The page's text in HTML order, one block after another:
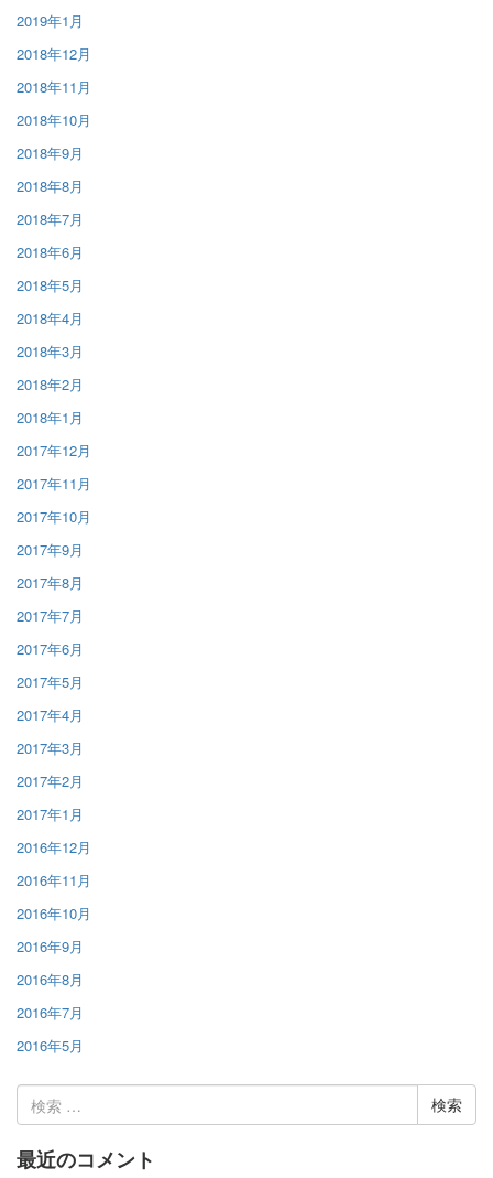
2019年1月
2018年12月
2018年11月
2018年10月
2018年9月
2018年8月
2018年7月
2018年6月
2018年5月
2018年4月
2018年3月
2018年2月
2018年1月
2017年12月
2017年11月
2017年10月
2017年9月
2017年8月
2017年7月
2017年6月
2017年5月
2017年4月
2017年3月
2017年2月
2017年1月
2016年12月
2016年11月
2016年10月
2016年9月
2016年8月
2016年7月
2016年5月
索:
最近のコメント